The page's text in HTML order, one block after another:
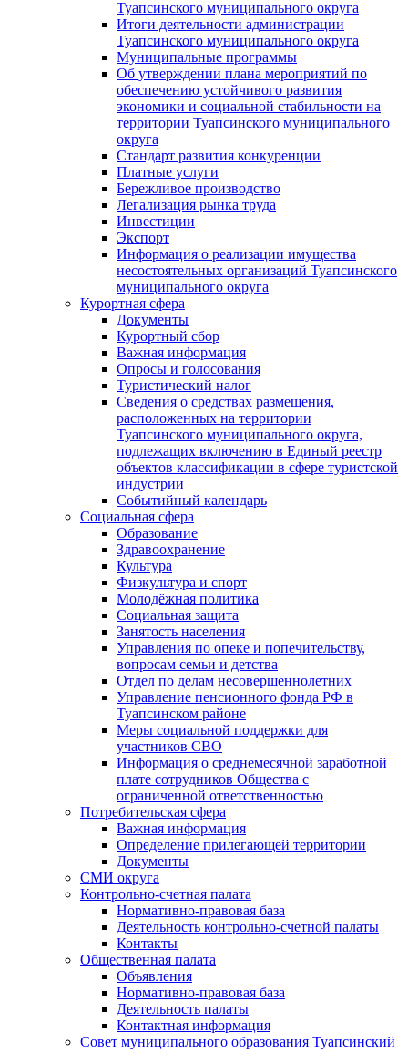
Туапсинского муниципального округа
Итоги деятельности администрации
Туапсинского муниципального округа
Муниципальные программы
Об утверждении плана мероприятий по
обеспечению устойчивого развития
экономики и социальной стабильности на
территории Туапсинского муниципального
округа
Стандарт развития конкуренции
Платные услуги
Бережливое производство
Легализация рынка труда
Инвестиции
Экспорт
Информация о реализации имущества
несостоятельных организаций Туапсинского
муниципального округа
Курортная сфера
Документы
Курортный сбор
Важная информация
Опросы и голосования
Туристический налог
Сведения о средствах размещения,
расположенных на территории
Туапсинского муниципального округа,
подлежащих включению в Единый реестр
объектов классификации в сфере туристской
индустрии
Событийный календарь
Социальная сфера
Образование
Здравоохранение
Культура
Физкультура и спорт
Молодёжная политика
Социальная защита
Занятость населения
Управления по опеке и попечительству,
вопросам семьи и детства
Отдел по делам несовершеннолетних
Управление пенсионного фонда РФ в
Туапсинском районе
Меры социальной поддержки для
участников СВО
Информация о среднемесячной заработной
плате сотрудников Общества с
ограниченной ответственностью
Потребительская сфера
Важная информация
Определение прилегающей территории
Документы
СМИ округа
Контрольно-счетная палата
Нормативно-правовая база
Деятельность контрольно-счетной палаты
Контакты
Общественная палата
Объявления
Нормативно-правовая база
Деятельность палаты
Контактная информация
Совет муниципального образования Туапсинский